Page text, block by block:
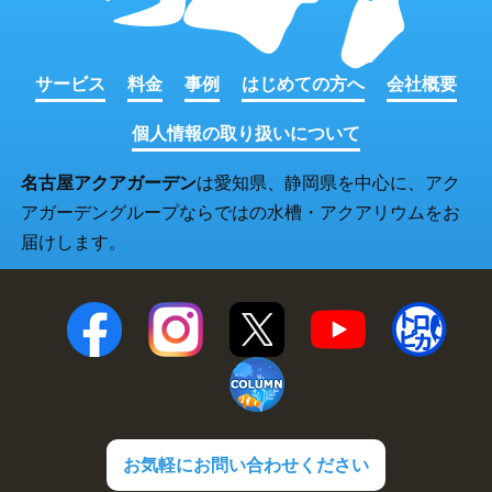
サービス 料金 事例 はじめての方へ 会社概要
個人情報の取り扱いについて
名古屋アクアガーデンは愛知県、静岡県を中心に、アク
アガーデングループならではの水槽・アクアリウムをお
届けします。
お気軽にお問い合わせください